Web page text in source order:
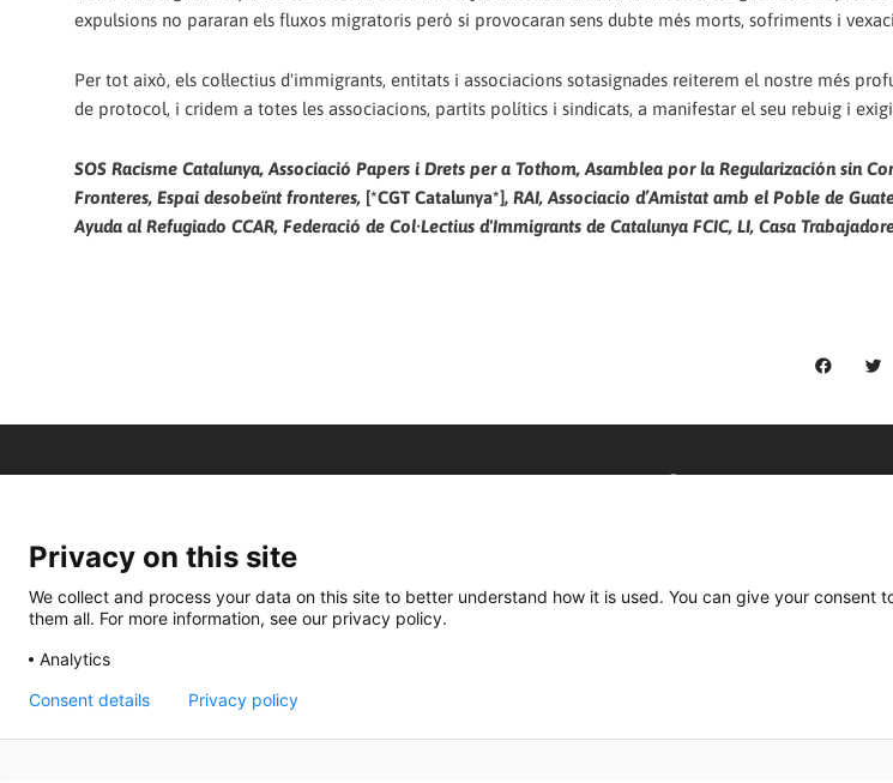
expulsions no pararan els fluxos migratoris però si provocaran sens dubte més morts, sofriments i
Per tot això, els col·lectius d'immigrants, entitats i associacions sotasignades reiterem el nostre més
de protocol, i cridem a totes les associacions, partits polítics i sindicats, a manifestar el seu rebuig i
SOS Racisme Catalunya, Associació Papers i Drets per a Tothom, Asamblea por la Regularización sin
Fronteres, Espai desobeïnt fronteres, [*CGT Catalunya*], RAI, Associacio d’Amistat amb el Poble de
Ayuda al Refugiado CCAR, Federació de Col·Lectius d'Immigrants de Catalunya FCIC, LI, Casa
Privacy on this site
We collect and process your data on this site to better understand how it is used. You can give your consent
them all. For more information, see our privacy policy.
Analytics
Consent details Privacy policy